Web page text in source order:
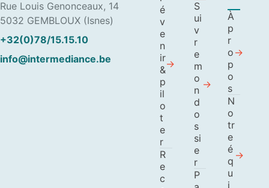
Rue Louis Genonceaux, 14
5032 GEMBLOUX (Isnes)
+32(0)78/15.15.10
info@intermediance.be
é
v
e
n
ir
&
p
il
o
t
e
r
R
e
c
S
ui
v
r
e
m
o
n
d
o
s
si
e
r
P
À
p
r
o
p
o
s
N
o
tr
e
é
q
u
i